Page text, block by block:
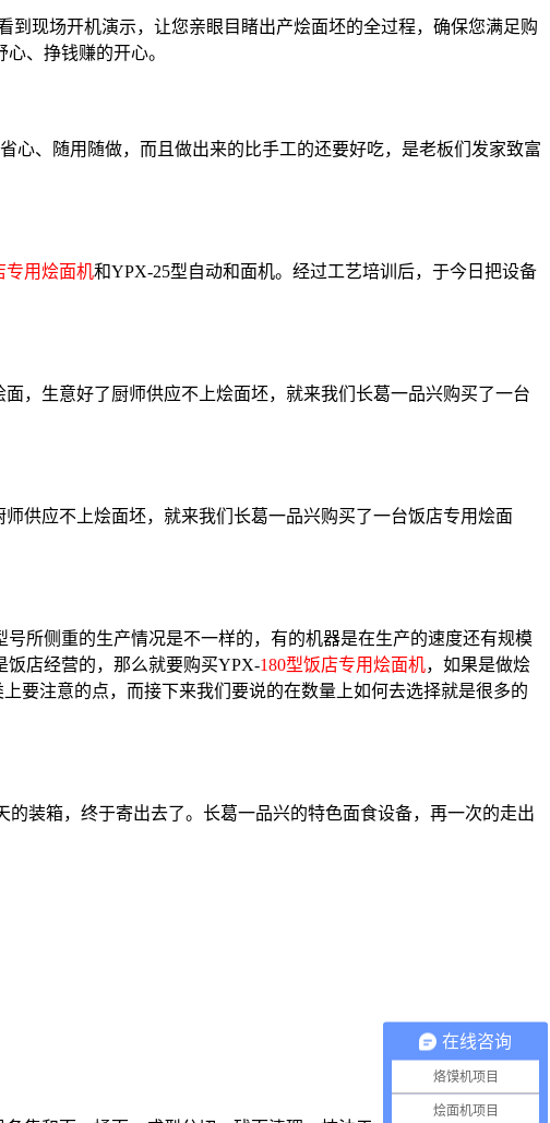
现场开机演示，让您亲眼目睹出产烩面坯的全过程，确保您满足购
、挣钱赚的开心。
心、随用随做，而且做出来的比手工的还要好吃，是老板们发家致富
专用烩面机和YPX-25型自动和面机。经过工艺培训后，于今日把设备
，生意好了厨师供应不上烩面坯，就来我们长葛一品兴购买了一台
供应不上烩面坯，就来我们长葛一品兴购买了一台饭店专用烩面
所侧重的生产情况是不一样的，有的机器是在生产的速度还有规模
饭店经营的，那么就要购买YPX-180型饭店专用烩面机，如果是做烩
要注意的点，而接下来我们要说的在数量上如何去选择就是很多的
的装箱，终于寄出去了。长葛一品兴的特色面食设备，再一次的走出
在线咨询
烙馍机项目
烩面机项目